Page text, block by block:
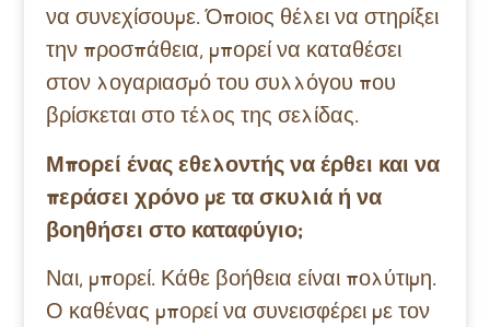
να συνεχίσουμε. Όποιος θέλει να στηρίξει
την προσπάθεια, μπορεί να καταθέσει
στον λογαριασμό του συλλόγου που
βρίσκεται στο τέλος της σελίδας.
Μπορεί ένας εθελοντής να έρθει και να
περάσει χρόνο με τα σκυλιά ή να
βοηθήσει στο καταφύγιο;
Ναι, μπορεί. Κάθε βοήθεια είναι πολύτιμη.
Ο καθένας μπορεί να συνεισφέρει με τον